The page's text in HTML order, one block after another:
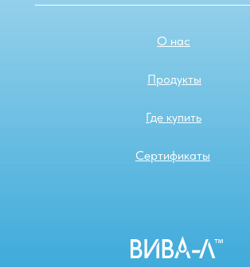
О нас
Продукты
Где купить
Сертификаты